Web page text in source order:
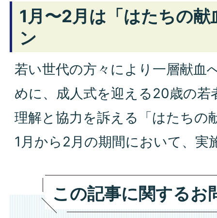
1月〜2月は「はたちの
ン
若い世代の方々により一層献血
めに、成人式を迎える20歳の若
理解と協力を訴える「はたちの
1月から2月の期間において、実
この記事に関するお